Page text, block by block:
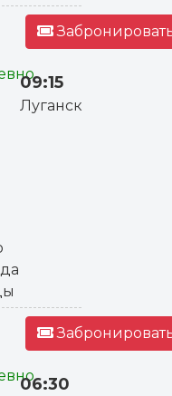
09:15
Луганск
06:30